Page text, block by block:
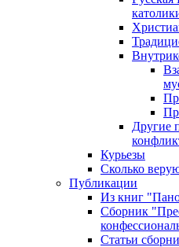
Другие
Курьезы
Сколько
Публикации
Из книг
Сборник
Статьи